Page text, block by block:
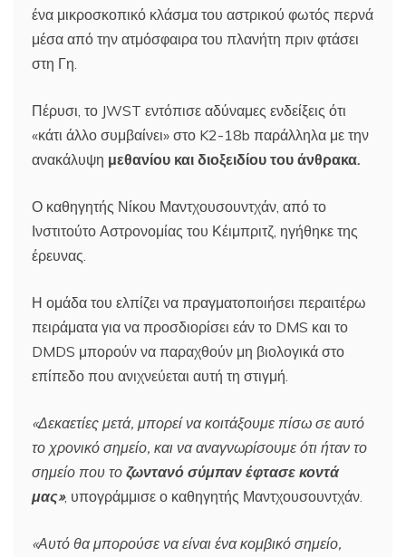
ένα μικροσκοπικό κλάσμα του αστρικού φωτός περνά
μέσα από την ατμόσφαιρα του πλανήτη πριν φτάσει
στη Γη.
Πέρυσι, το JWST εντόπισε αδύναμες ενδείξεις ότι
«κάτι άλλο συμβαίνει» στο K2-18b παράλληλα με την
ανακάλυψη μεθανίου και διοξειδίου του άνθρακα.
Ο καθηγητής Νίκου Μαντχουσουντχάν, από το
Ινστιτούτο Αστρονομίας του Κέιμπριτζ, ηγήθηκε της
έρευνας.
Η ομάδα του ελπίζει να πραγματοποιήσει περαιτέρω
πειράματα για να προσδιορίσει εάν το DMS και το
DMDS μπορούν να παραχθούν μη βιολογικά στο
επίπεδο που ανιχνεύεται αυτή τη στιγμή.
«Δεκαετίες μετά, μπορεί να κοιτάξουμε πίσω σε αυτό
το χρονικό σημείο, και να αναγνωρίσουμε ότι ήταν το
σημείο που το ζωντανό σύμπαν έφτασε κοντά
μας», υπογράμμισε ο καθηγητής Μαντχουσουντχάν.
«Αυτό θα μπορούσε να είναι ένα κομβικό σημείο,